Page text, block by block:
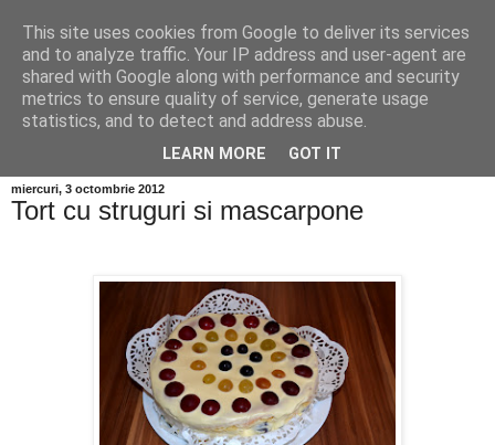
miercuri, 3 octombrie 2012
Tort cu struguri si mascarpone
This site uses cookies from Google to deliver its services
and to analyze traffic. Your IP address and user-agent are
shared with Google along with performance and security
metrics to ensure quality of service, generate usage
statistics, and to detect and address abuse.
LEARN MORE GOT IT